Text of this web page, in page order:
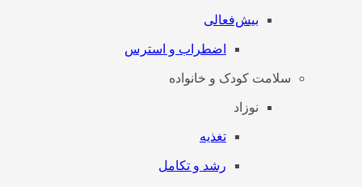
بیش‌فعالی
اضطراب و استرس
سلامت کودک و خانواده
نوزاد
تغذیه
رشد و تکامل